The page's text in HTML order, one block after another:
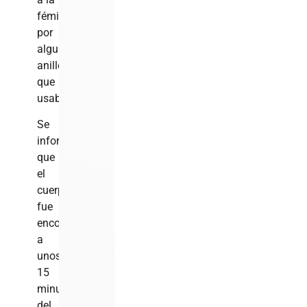
fémina
por
algunos
anillos
que
usaba.
Se
informa
que
el
cuerpo
fue
encontrado
a
unos
15
minutos